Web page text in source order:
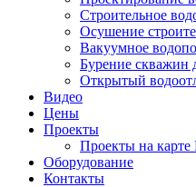
Строительное
Осушение
Вакуумное
Бурение скважин
Открытый
Видео
Цены
Проекты
Проекты на карте
Оборудование
Контакты